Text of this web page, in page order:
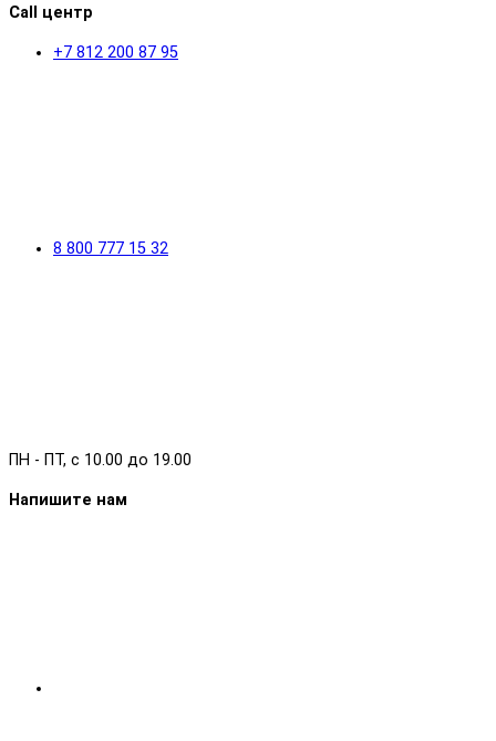
Call центр
+7 812 200 87 95
8 800 777 15 32
ПН - ПТ, с 10.00 до 19.00
Напишите нам